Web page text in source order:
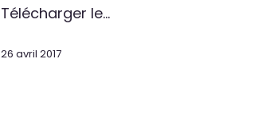
Télécharger le…
26 avril 2017